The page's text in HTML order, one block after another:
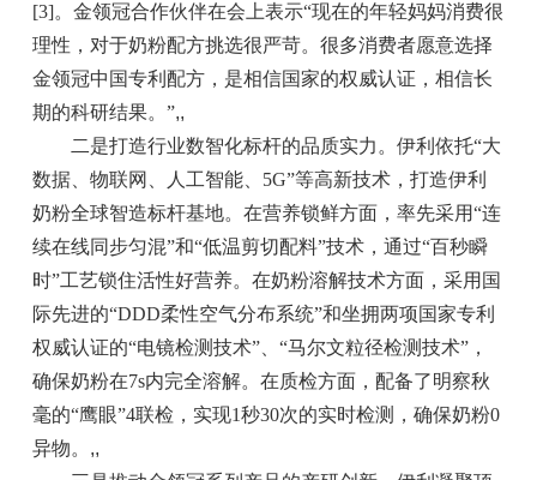
[3]。金领冠合作伙伴在会上表示“现在的年轻妈妈消费很
理性，对于奶粉配方挑选很严苛。很多消费者愿意选择
金领冠中国专利配方，是相信国家的权威认证，相信长
期的科研结果。”,,
二是打造行业数智化标杆的品质实力。伊利依托“大
数据、物联网、人工智能、5G”等高新技术，打造伊利
奶粉全球智造标杆基地。在营养锁鲜方面，率先采用“连
续在线同步匀混”和“低温剪切配料”技术，通过“百秒瞬
时”工艺锁住活性好营养。在奶粉溶解技术方面，采用国
际先进的“DDD柔性空气分布系统”和坐拥两项国家专利
权威认证的“电镜检测技术”、“马尔文粒径检测技术”，
确保奶粉在7s内完全溶解。在质检方面，配备了明察秋
毫的“鹰眼”4联检，实现1秒30次的实时检测，确保奶粉0
异物。 ,,